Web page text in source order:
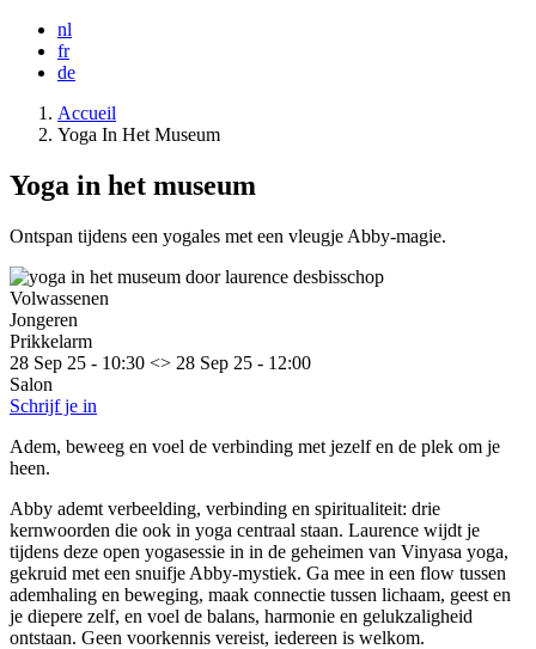
nl
fr
de
Accueil
Yoga In Het Museum
Yoga in het museum
Ontspan tijdens een yogales met een vleugje Abby-magie.
Volwassenen
Jongeren
Prikkelarm
28 Sep 25 - 10:30 <> 28 Sep 25 - 12:00
Salon
Schrijf je in
Adem, beweeg en voel de verbinding met jezelf en de plek om je
heen.
Abby ademt verbeelding, verbinding en spiritualiteit: drie
kernwoorden die ook in yoga centraal staan. Laurence wijdt je
tijdens deze open yogasessie in in de geheimen van Vinyasa yoga,
gekruid met een snuifje Abby-mystiek. Ga mee in een flow tussen
ademhaling en beweging, maak connectie tussen lichaam, geest en
je diepere zelf, en voel de balans, harmonie en gelukzaligheid
ontstaan. Geen voorkennis vereist, iedereen is welkom.